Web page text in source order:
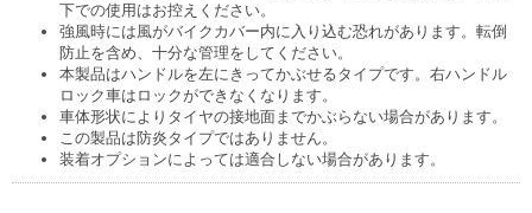
下での使用はお控えください。
強風時には風がバイクカバー内に入り込む恐れがあります。転倒
防止を含め、十分な管理をしてください。
本製品はハンドルを左にきってかぶせるタイプです。右ハンドル
ロック車はロックができなくなります。
車体形状によりタイヤの接地面までかぶらない場合があります。
この製品は防炎タイプではありません。
装着オプションによっては適合しない場合があります。